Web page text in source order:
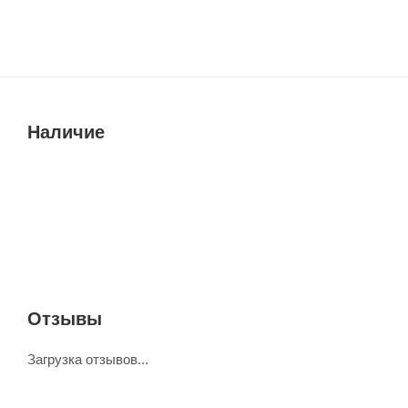
Наличие
Отзывы
Загрузка отзывов...